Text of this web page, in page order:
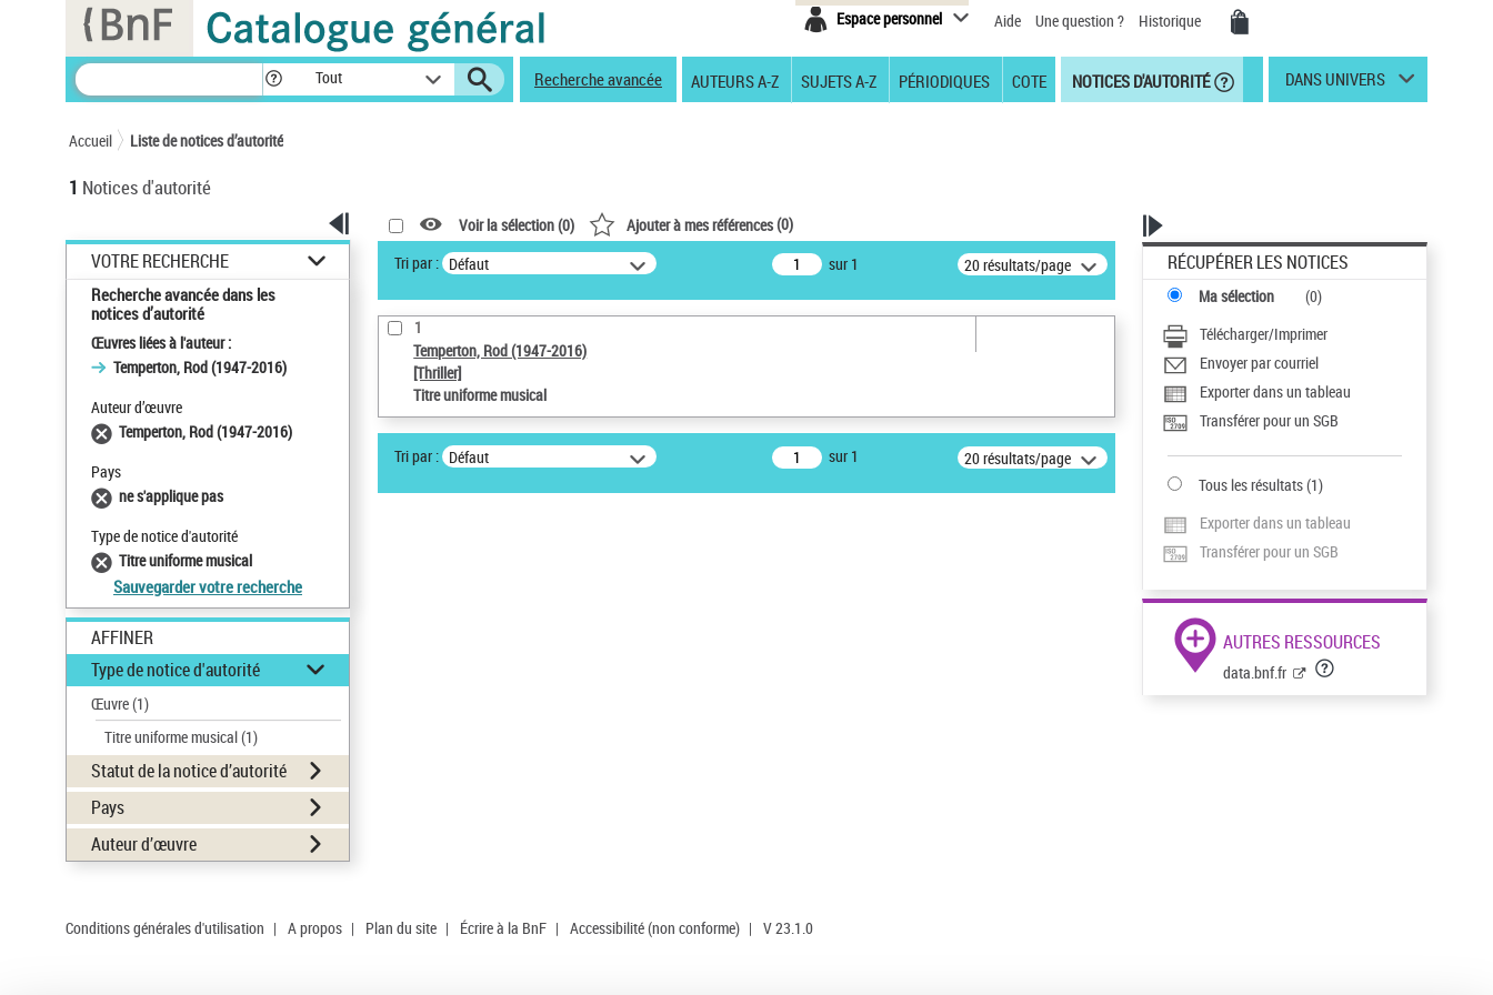
Espace personnel Aide Une question ? Historique
Tout Recherche avancée AUTEURS A-Z SUJETS A-Z PÉRIODIQUES COTE NOTICES D'AUTORITÉ DANS UNIVERS
Accueil Liste de notices d’autorité
1 Notices d'autorité
VOTRE RECHERCHE
Recherche avancée dans les
notices d’autorité
Œuvres liées à l'auteur :
Temperton, Rod (1947-2016)
Auteur d’œuvre
Temperton, Rod (1947-2016)
Pays
ne s'applique pas
Type de notice d'autorité
Titre uniforme musical
Sauvegarder votre recherche
AFFINER
Type de notice d'autorité
Œuvre(1)
Titre uniforme musical(1)
Statut de la notice d’autorité
Pays
Auteur d’œuvre
Voir la sélection (0) Ajouter à mes références(0)
Tri par : Défaut sur 1 20 résultats/page
1
Temperton, Rod (1947-2016)
[Thriller]
Titre uniforme musical
Tri par : Défaut sur 1 20 résultats/page
RÉCUPÉRER LES NOTICES
Ma sélection (0)
Télécharger/Imprimer
Envoyer par courriel
Exporter dans un tableau
Transférer pour un SGB
Tous les résultats(1)
Exporter dans un tableau
Transférer pour un SGB
AUTRES RESSOURCES
data.bnf.fr
Conditions générales d'utilisation | A propos | Plan du site | Écrire à la BnF | Accessibilité (non conforme) | V 23.1.0
Panneau de gestion des cookies